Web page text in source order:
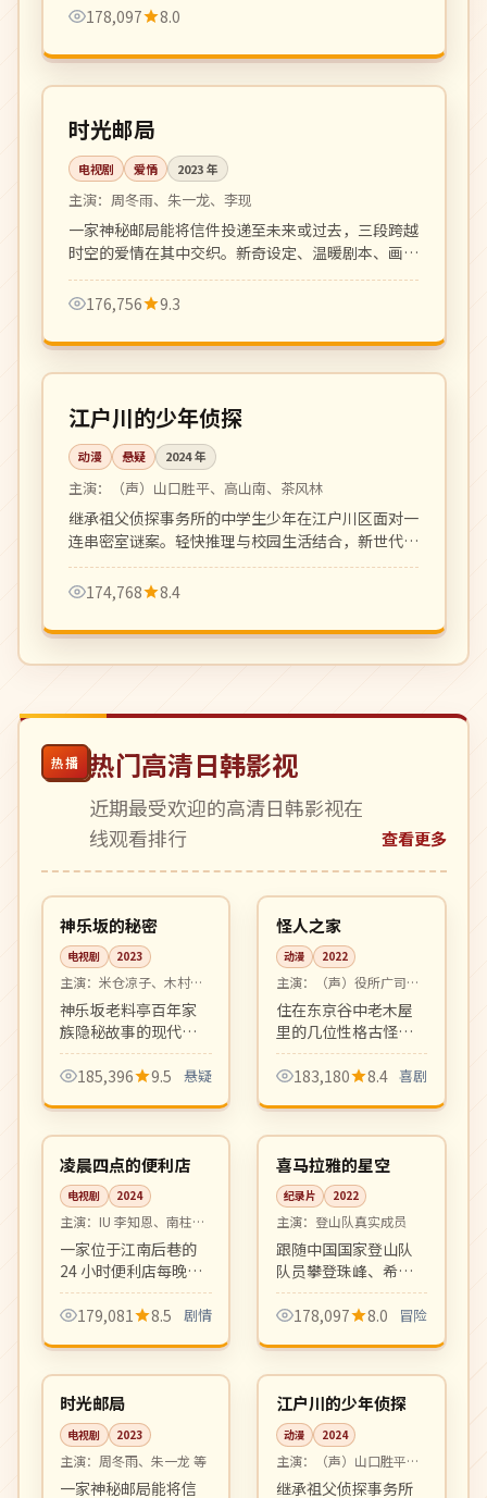
178,097
8.0
中国
完结 全 24 集
时光邮局
电视剧 爱情 2023年
主演： 周冬雨、朱一龙、李现
一家神秘邮局能将信件投递至未来或过去，三段跨越
时空的爱情在其中交织。新奇设定、温暖剧本、画面
唯美。
176,756
9.3
日本
连载中 更新至 18 集
江户川的少年侦探
动漫 悬疑 2024年
主演： （声）山口胜平、高山南、茶风林
继承祖父侦探事务所的中学生少年在江户川区面对一
连串密室谜案。轻快推理与校园生活结合，新世代少
年推理动画。
174,768
8.4
热播 热门高清日韩影视
近期最受欢迎的高清日韩影视在
线观看排行
查看更多
日本
完结 10:28
神乐坂的秘密
电视剧 2023
主演： 米仓凉子、木村拓
哉 等
神乐坂老料亭百年家
族隐秘故事的现代回
响，每集揭开一层关
于女将与女儿的恩怨
词凝练。
185,396 9.5 悬疑
日本
高分 99:43
怪人之家
动漫 2022
主演：
（声）役所广司、
宫崎葵 等
住在东京谷中老木屋
里的几位性格古怪老
人收留了一位逃跑少
女。日常风的奇幻动
183,180 8.4 喜剧
韩国
高分 16:51
凌晨四点的便利店
电视剧 2024
主演： IU 李知恩、南柱赫
一家位于江南后巷的
24 小时便利店每晚迎
来形形色色的客人，
深夜的咖啡与泡面之
解与温暖的小故事。
治愈系群像剧的清新
之作。
179,081 8.5 剧情
中国
4K 04:04
喜马拉雅的星空
纪录片 2022
主演： 登山队真实成员
跟随中国国家登山队
队员攀登珠峰、希夏
邦马等八千米高峰的
全过程纪录片。极地
录片的标杆之作。
178,097 8.0 冒险
中国
完结 24:47
时光邮局
电视剧 2023
主演： 周冬雨、朱一龙 等
一家神秘邮局能将信
日本
连载中 18:02
江户川的少年侦探
动漫 2024
主演：
（声）山口胜平、
高山南 等
继承祖父侦探事务所